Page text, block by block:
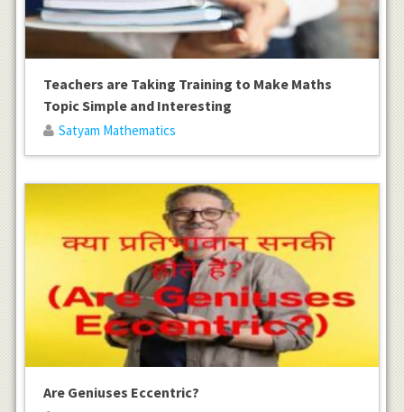
Teachers are Taking Training to Make Maths
Topic Simple and Interesting
Satyam Mathematics
Are Geniuses Eccentric?